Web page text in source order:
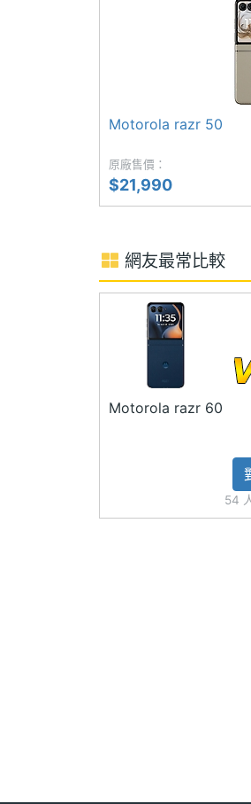
Motorola 首度攜手
家限定版，精美盒
專屬手機保護殼與
手機以 razr 60 為基
爍折射，機身轉軸
讓手機與耳機皆如寶
Motorola razr 60 功
◎ Android 15 作業系
◎ 3.6 吋 pOLED 外
◎ 聯發科天璣
◎ 後置 5,000 畫主
◎ 前置 3,200 萬畫
副螢幕材質
相機規格
主相機畫素
主相機感光元件
主相機光圈F
Motorola razr 50
原廠售價：
$21,990
網友最常比較
Motorola razr 60
54